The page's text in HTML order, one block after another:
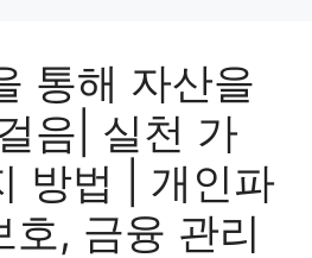
통해 자산을
음| 실천 가
방법 | 개인파
호, 금융 관리